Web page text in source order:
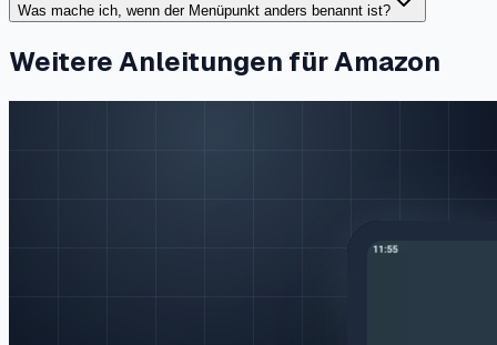
Was mache ich, wenn der Menüpunkt anders benannt ist?
Weitere Anleitungen für Amazon